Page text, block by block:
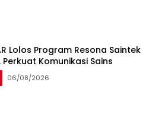
Lolos Program Resona Saintek
Perkuat Komunikasi Sains
06/08/2026